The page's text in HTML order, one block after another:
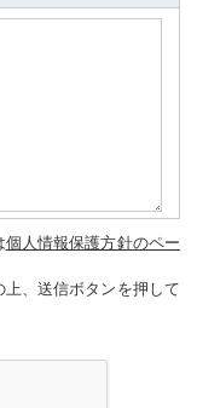
個人情報保護方針のペー
、送信ボタンを押して